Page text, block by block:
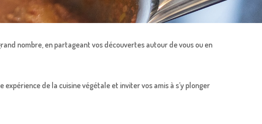
nombre, en partageant vos découvertes autour de vous ou en
de la cuisine végétale et inviter vos amis à s’y plonger